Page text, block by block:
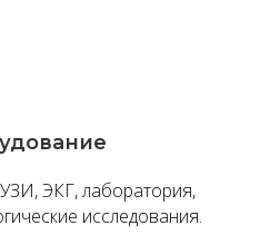
УЗИ, ЭКГ, лаборатория,
исследования.